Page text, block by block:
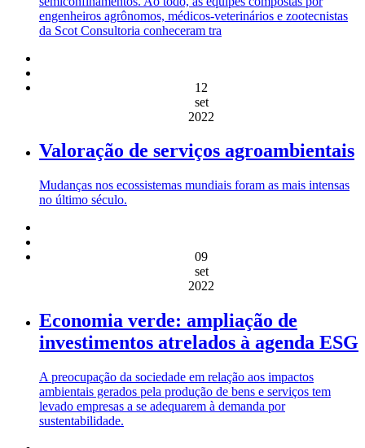
engenheiros agrônomos, médicos-veterinários e zootecnistas
da Scot Consultoria conheceram tra
12
set
2022
Valoração de serviços agroambientais
Mudanças nos ecossistemas mundiais foram as mais intensas
no último século.
09
set
2022
Economia verde: ampliação de
investimentos atrelados à agenda ESG
A preocupação da sociedade em relação aos impactos
ambientais gerados pela produção de bens e serviços tem
levado empresas a se adequarem à demanda por
sustentabilidade.